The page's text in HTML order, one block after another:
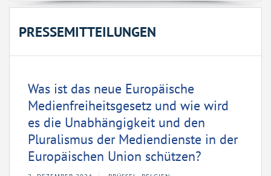
PRESSEMITTEILUNGEN
Was ist das neue Europäische
Medienfreiheitsgesetz und wie wird
es die Unabhängigkeit und den
Pluralismus der Mediendienste in der
Europäischen Union schützen?